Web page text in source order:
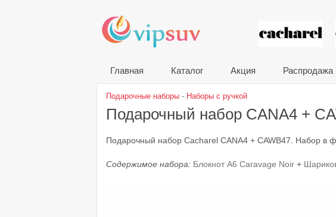
VIP
Главная Каталог Акция Распродажа
Подарочные наборы - Наборы с ручкой
Подарочный набор CANA4 +
Подарочный набор Cacharel CANA4 + CAWB47. Набор в
Содержимое набора: Блокнот A6 Caravage Noir +